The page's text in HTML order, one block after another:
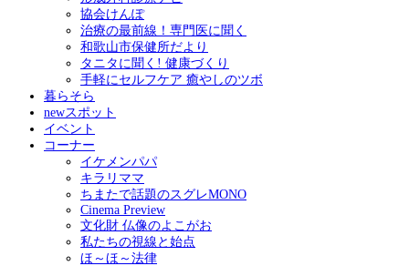
協会けんぽ
治療の最前線！専門医に聞く
和歌山市保健所だより
タニタに聞く! 健康づくり
手軽にセルフケア 癒やしのツボ
暮らそら
newスポット
イベント
コーナー
イケメンパパ
キラリママ
ちまたで話題のスグレMONO
Cinema Preview
文化財 仏像のよこがお
私たちの視線と始点
ほ～ほ～法律